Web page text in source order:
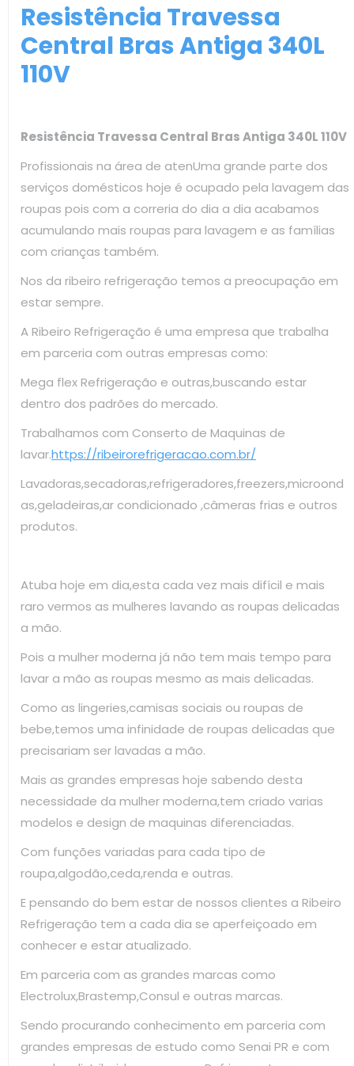
Resistência Travessa
Central Bras Antiga 340L
110V
Resistência Travessa Central Bras Antiga 340L 110V
Profissionais na área de atenUma grande parte dos
serviços domésticos hoje é ocupado pela lavagem das
roupas pois com a correria do dia a dia acabamos
acumulando mais roupas para lavagem e as famílias
com crianças também.
Nos da ribeiro refrigeração temos a preocupação em
estar sempre.
A Ribeiro Refrigeração é uma empresa que trabalha
em parceria com outras empresas como:
Mega flex Refrigeração e outras,buscando estar
dentro dos padrões do mercado.
Trabalhamos com Conserto de Maquinas de
lavar.https://ribeirorefrigeracao.com.br/
Lavadoras,secadoras,refrigeradores,freezers,microond
as,geladeiras,ar condicionado ,câmeras frias e outros
produtos.
Atuba hoje em dia,esta cada vez mais difícil e mais
raro vermos as mulheres lavando as roupas delicadas
a mão.
Pois a mulher moderna já não tem mais tempo para
lavar a mão as roupas mesmo as mais delicadas.
Como as lingeries,camisas sociais ou roupas de
bebe,temos uma infinidade de roupas delicadas que
precisariam ser lavadas a mão.
Mais as grandes empresas hoje sabendo desta
necessidade da mulher moderna,tem criado varias
modelos e design de maquinas diferenciadas.
Com funções variadas para cada tipo de
roupa,algodão,ceda,renda e outras.
E pensando do bem estar de nossos clientes a Ribeiro
Refrigeração tem a cada dia se aperfeiçoado em
conhecer e estar atualizado.
Em parceria com as grandes marcas como
Electrolux,Brastemp,Consul e outras marcas.
Sendo procurando conhecimento em parceria com
grandes empresas de estudo como Senai PR e com